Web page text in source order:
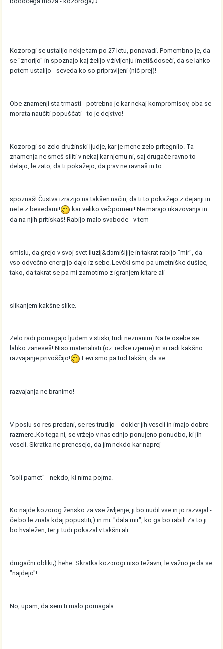
Kozorogi se ustalijo nekje tam po 27 letu, ponavadi. Pomembno je, da
se "znorijo" in spoznajo kaj želijo v življenju imeti&doseči, da se lahko
potem ustalijo - seveda ko so pripravljeni (nič prej)!
Obe znamenji sta trmasti - potrebno je kar nekaj kompromisov, oba se
morata naučiti popuščati - to je dejstvo!
Kozorogi so zelo družinski ljudje, kar je mene zelo pritegnilo. Ta
znamenja ne smeš siliti v nekaj kar njemu ni, saj drugače ravno to
delajo, le zato, da ti pokažejo, da prav ne ravnaš in to
spoznaš! Čustva izrazijo na takšen način, da ti to pokažejo z dejanji in
ne le z besedami!
kar veliko več pomeni! Ne marajo ukazovanja in
da na njih pritiskaš! Rabijo malo svobode - v tem
smislu, da grejo v svoj svet iluzij&domišljije in takrat rabijo "mir", da
vso odvečno energijo dajo iz sebe. Levčki smo pa umetniške dušice,
tako, da takrat se pa mi zamotimo z igranjem kitare ali
slikanjem kakšne slike.
Zelo radi pomagajo ljudem v stiski, tudi neznanim. Na te osebe se
lahko zaneseš! Niso materialisti (oz. redke izjeme) in si radi kakšno
razvajanje privoščijo!
Levi smo pa tud takšni, da se
razvajanja ne branimo!
V poslu so res predani, se res trudijo---dokler jih veseli in imajo dobre
razmere..Ko tega ni, se vržejo v naslednjo ponujeno ponudbo, ki jih
veseli. Skratka ne prenesejo, da jim nekdo kar naprej
"soli pamet" - nekdo, ki nima pojma.
Ko najde kozorog žensko za vse življenje, ji bo nudil vse in jo razvajal -
če bo le znala kdaj popustiti;) in mu "dala mir", ko ga bo rabil! Za to ji
bo hvaležen, ter ji tudi pokazal v takšni ali
drugačni obliki;) hehe..Skratka kozorogi niso težavni, le važno je da se
"najdejo"!
No, upam, da sem ti malo pomagala....